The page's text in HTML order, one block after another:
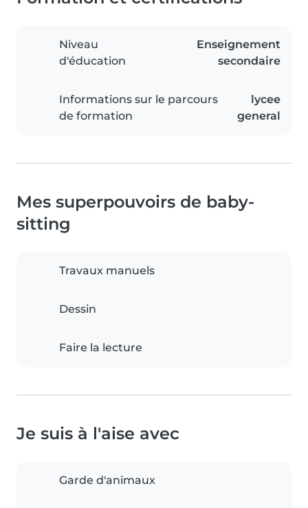
Niveau
d'éducation
Enseignement
secondaire
Informations sur le parcours
de formation
lycee
general
Mes superpouvoirs de baby-
sitting
Travaux manuels
Dessin
Faire la lecture
Je suis à l'aise avec
Garde d'animaux